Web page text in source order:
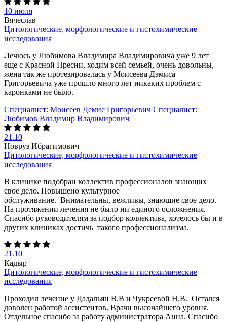
10 июля
Вячеслав
Цитологические, морфологические и гистохимические
исследования
Лечюсь у Любимова Владимира Владимировича уже 9 лет
еще с Красной Пресни, ходим всей семьей, очень довольны,
жена так же протезировалась у Моисеева Дэмиса
Григорьевича уже прошло много лет никаких проблем с
каронками не было.
Специалист: Моисеев Демис Григорьевич Специалист:
Любимов Владимир Владимирович
21.10
Новруз Ибрагимович
Цитологические, морфологические и гистохимические
исследования
В клинике подобран коллектив профессионалов знающих
свое дело. Повышено культурное
обслуживание. Внимательны, вежливы, знающие свое дело.
На протяжении лечения не было ни единого осложнения.
Спасибо руководителям за подбор коллектива, хотелось бы и в
других клиниках достичь такого профессионализма.
21.10
Кадыр
Цитологические, морфологические и гистохимические
исследования
Проходил лечение у Дадальян В.В и Чукреевой Н.В. Остался
доволен работой ассистентов. Врачи высочайшего уровня.
Отдельное спасибо за работу администратора Анна. Спасибо